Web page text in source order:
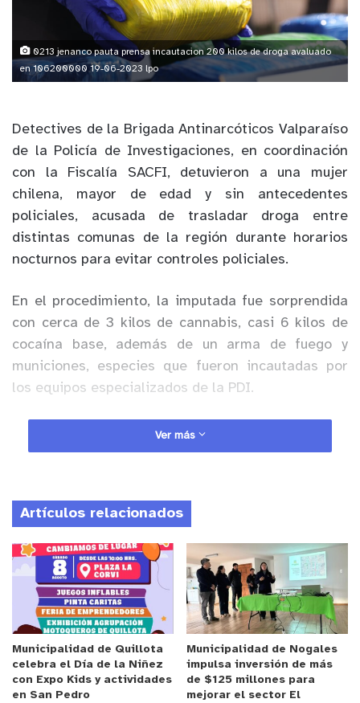
0213 jenanco pauta prensa incautacion 200 kilos de droga avaluado
en 106200000 19-06-2023 lpo
Detectives de la Brigada Antinarcóticos Valparaíso
de la Policía de Investigaciones, en coordinación
con la Fiscalía SACFI, detuvieron a una mujer
chilena, mayor de edad y sin antecedentes
policiales, acusada de trasladar droga entre
distintas comunas de la región durante horarios
nocturnos para evitar controles policiales.
En el procedimiento, la imputada fue sorprendida
con cerca de 3 kilos de cannabis, casi 6 kilos de
cocaína base, además de un arma de fuego y
municiones, especies que fueron incautadas por
los equipos especializados de la PDI.
Anuncio Patrocinado
Según explicó la jefa de la Briant Valparaíso,
criminal permitió establecer la dinámica utilizada
por la mujer para movilizar sustancias ilícitas en la
zona.
“El trabajo de análisis criminal permitió establecer
que la mujer se dedicaba al traslado de sustancias
ilícitas entre distintas comunas de la región. Para
evitar ser detectada y sortear las fiscalizaciones
de las fuerzas de orden, la detenida utilizaba
estratégicamente horarios nocturnos en sus
Ver más
Artículos relacionados
Municipalidad de Quillota
celebra el Día de la Niñez
con Expo Kids y actividades
en San Pedro
Municipalidad de Nogales
impulsa inversión de más
de $125 millones para
mejorar el sector El